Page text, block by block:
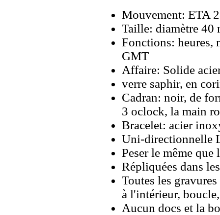
Mouvement: ETA
Taille: diamètre 40
Fonctions: heures,
GMT
Affaire: Solide
verre saphir, en
Cadran: noir, de
3 oclock, la main
Bracelet: acier
Uni-directionnelle
Peser le même
Répliquées dans
Toutes les
à l'intérieur,
Aucun docs et la